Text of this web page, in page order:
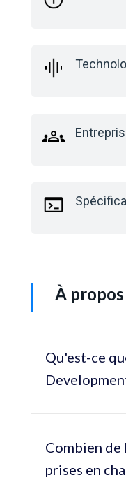
À
Qu'est-ce
Combien de
prises en